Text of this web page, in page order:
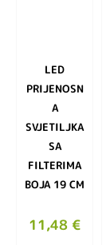
LED
PRIJENOSN
A
SVJETILJKA
SA
FILTERIMA
BOJA 19 CM
11,48 €